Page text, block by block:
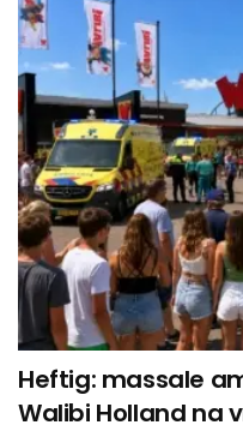
Heftig: massale
Walibi Holland na